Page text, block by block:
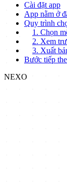
Cài đặt app
App nằm ở
Quy trình
1. Chọn
2. Xem
3. Xuất
Bước tiếp
NEXO